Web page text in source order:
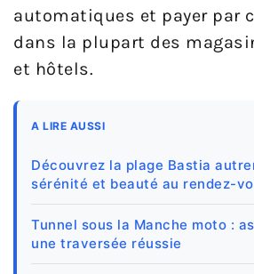
automatiques et payer par
dans la plupart des
et hôtels.
A LIRE AUSSI
Découvrez la plage Bastia
sérénité et beauté au rendez-
Tunnel sous la Manche moto :
une traversée réussie